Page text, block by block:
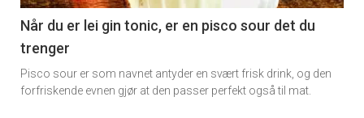
2
Når du er lei gin tonic, er en pisco sour det du
trenger
Pisco sour er som navnet antyder en svært frisk drink, og den
forfriskende evnen gjør at den passer perfekt også til mat.